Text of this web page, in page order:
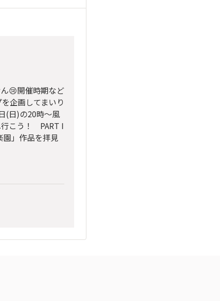
😢開催時期など
企画してまいり
(日)の20時～風
行こう！ PART I
園」作品を拝見